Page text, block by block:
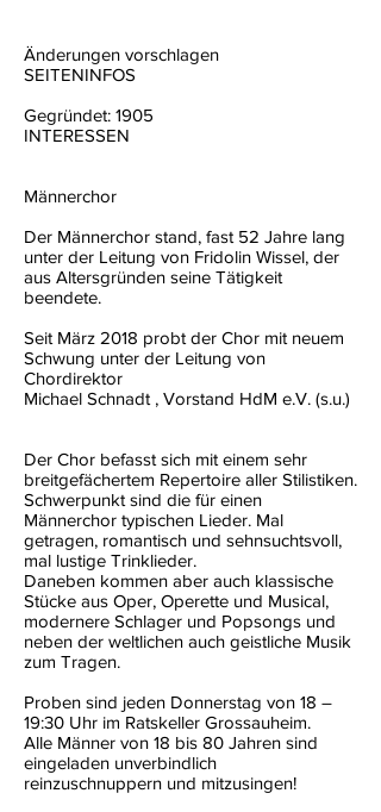
Änderungen vorschlagen
SEITENINFOS
Gegründet: 1905
INTERESSEN
Männerchor
Der Männerchor stand, fast 52 Jahre lang
unter der Leitung von Fridolin Wissel, der
aus Altersgründen seine Tätigkeit
beendete.
Seit März 2018 probt der Chor mit neuem
Schwung unter der Leitung von
Chordirektor
Michael Schnadt , Vorstand HdM e.V. (s.u.)
Der Chor befasst sich mit einem sehr
breitgefächertem Repertoire aller Stilistiken.
Schwerpunkt sind die für einen
Männerchor typischen Lieder. Mal
getragen, romantisch und sehnsuchtsvoll,
mal lustige Trinklieder.
Daneben kommen aber auch klassische
Stücke aus Oper, Operette und Musical,
modernere Schlager und Popsongs und
neben der weltlichen auch geistliche Musik
zum Tragen.
Proben sind jeden Donnerstag von 18 –
19:30 Uhr im Ratskeller Grossauheim.
Alle Männer von 18 bis 80 Jahren sind
eingeladen unverbindlich
reinzuschnuppern und mitzusingen!